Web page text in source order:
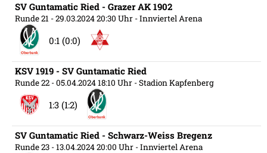
SV Guntamatic Ried - Grazer AK 1902
Runde 21 - 29.03.2024 20:30 Uhr - Innviertel Arena
0:1 (0:0)
KSV 1919 - SV Guntamatic Ried
Runde 22 - 05.04.2024 18:10 Uhr - Stadion Kapfenberg
1:3 (1:2)
SV Guntamatic Ried - Schwarz-Weiss Bregenz
Runde 23 - 13.04.2024 20:00 Uhr - Innviertel Arena